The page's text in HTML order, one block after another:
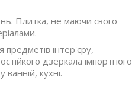
Плитка, не маючи свого
інтер'єру,
дзеркала імпортного
кухні.